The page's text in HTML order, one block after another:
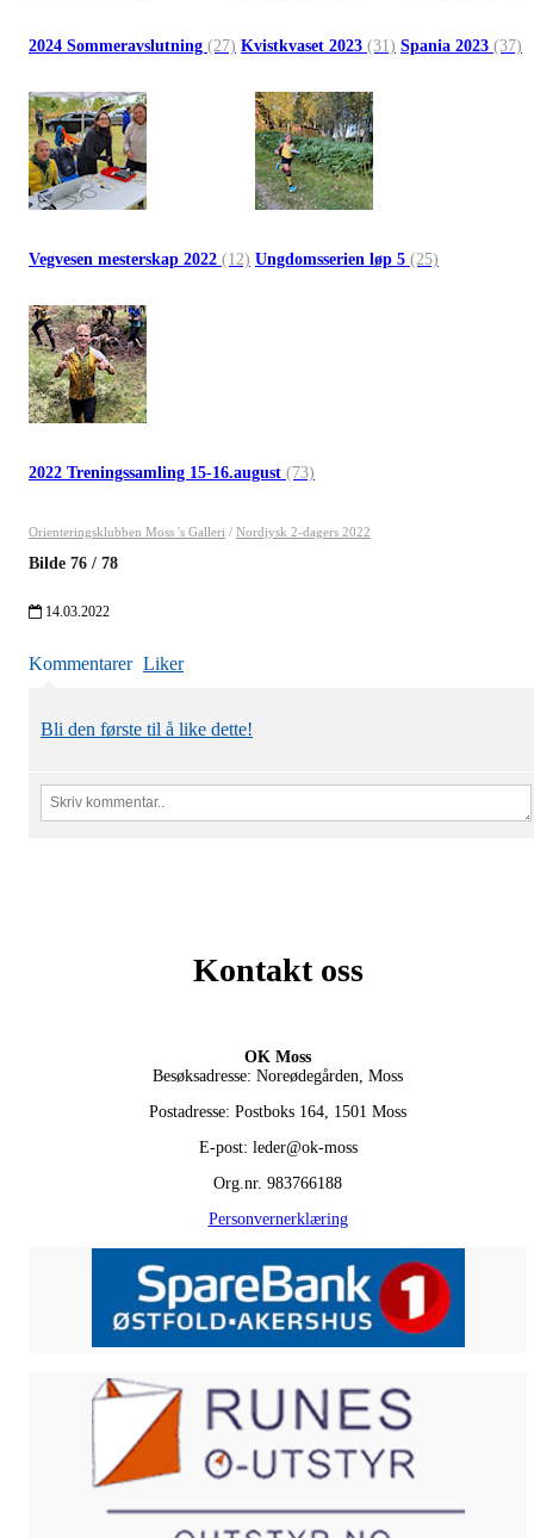
2024 Sommeravslutning (27) Kvistkvaset 2023 (31) Spania 2023 (37)
Vegvesen mesterskap 2022 (12) Ungdomsserien løp 5 (25)
2022 Treningssamling 15-16.august (73)
Orienteringsklubben Moss 's Galleri / Nordjysk 2-dagers 2022
Bilde 76 / 78
14.03.2022
Kommentarer Liker
Bli den første til å like dette!
Kontakt oss
OK Moss
Besøksadresse: Noreødegården, Moss
Postadresse: Postboks 164, 1501 Moss
E-post: leder@ok-moss
Org.nr. 983766188
Personvernerklæring